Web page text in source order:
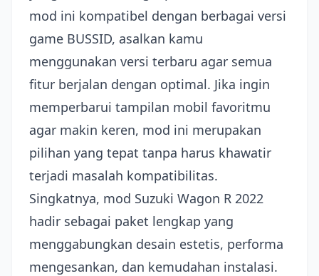
mod ini kompatibel dengan berbagai versi
game BUSSID, asalkan kamu
menggunakan versi terbaru agar semua
fitur berjalan dengan optimal. Jika ingin
memperbarui tampilan mobil favoritmu
agar makin keren, mod ini merupakan
pilihan yang tepat tanpa harus khawatir
terjadi masalah kompatibilitas.
Singkatnya, mod Suzuki Wagon R 2022
hadir sebagai paket lengkap yang
menggabungkan desain estetis, performa
mengesankan, dan kemudahan instalasi.